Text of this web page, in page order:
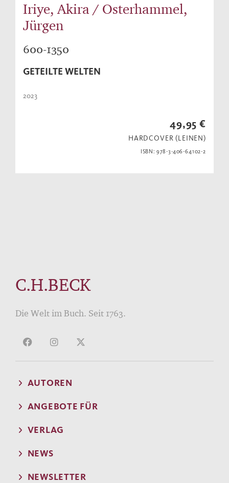
Iriye, Akira / Osterhammel,
Jürgen
600-1350
GETEILTE WELTEN
2023
49,95 €
HARDCOVER (LEINEN)
ISBN: 978-3-406-64102-2
C.H.BECK
Die Welt im Buch. Seit 1763.
AUTOREN
ANGEBOTE FÜR
VERLAG
NEWS
NEWSLETTER